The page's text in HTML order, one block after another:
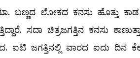
ಬಣ್ಣದ ಲೋಕದ ಕನಸು ಹೊತ್ತು ಕಾಡ
ಸದಾ ಚಿತ್ರಜಗತ್ತಿನ ಕನಸು
ಐಟಿ ಜಗತ್ತಿನಲ್ಲಿ ವಾರದ ಐದು ದಿನ